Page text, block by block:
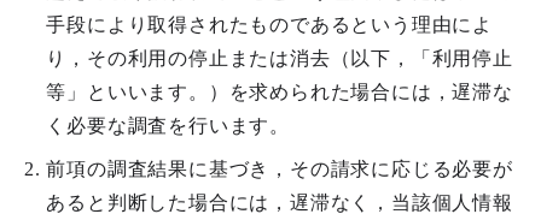
手段により取得されたものであるという理由によ
り，その利用の停止または消去（以下，「利用停止
等」といいます。）を求められた場合には，遅滞な
く必要な調査を行います。
前項の調査結果に基づき，その請求に応じる必要が
あると判断した場合には，遅滞なく，当該個人情報